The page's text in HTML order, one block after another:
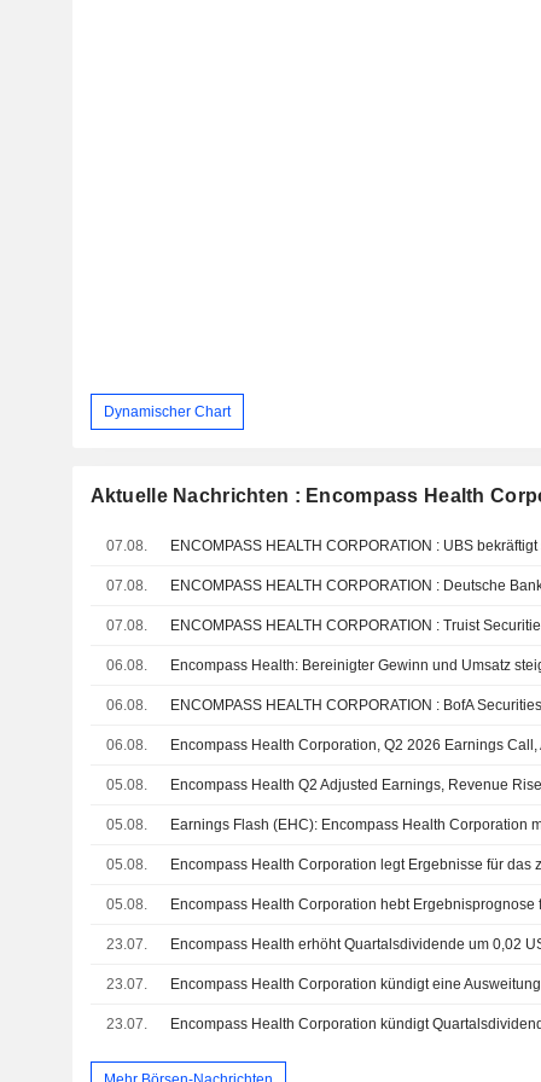
Dynamischer Chart
Aktuelle Nachrichten : Encompass Health
07.08. ENCOMPASS HEALTH CORPORATION : UBS
07.08.
07.08.
06.08.
06.08. ENCOMPASS HEALTH CORPORATION : BofA
06.08. Encompass Health Corporation, Q2 2026 Earnings Call,
05.08. Encompass Health Q2 Adjusted Earnings, Revenue
05.08.
05.08.
05.08.
23.07.
23.07.
23.07.